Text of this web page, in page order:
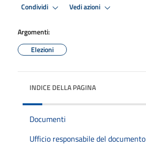
Condividi Vedi azioni
Argomenti:
Elezioni
INDICE DELLA PAGINA
Documenti
Ufficio responsabile del documento